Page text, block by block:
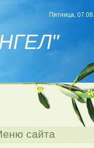
Пятница,
сайта